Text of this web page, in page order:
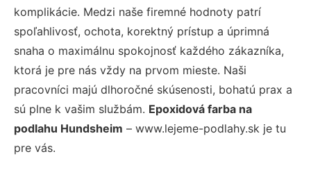
komplikácie. Medzi naše firemné hodnoty patrí
spoľahlivosť, ochota, korektný prístup a úprimná
snaha o maximálnu spokojnosť každého zákazníka,
ktorá je pre nás vždy na prvom mieste. Naši
pracovníci majú dlhoročné skúsenosti, bohatú prax a
sú plne k vašim službám. Epoxidová farba na
podlahu Hundsheim – www.lejeme-podlahy.sk je tu
pre vás.